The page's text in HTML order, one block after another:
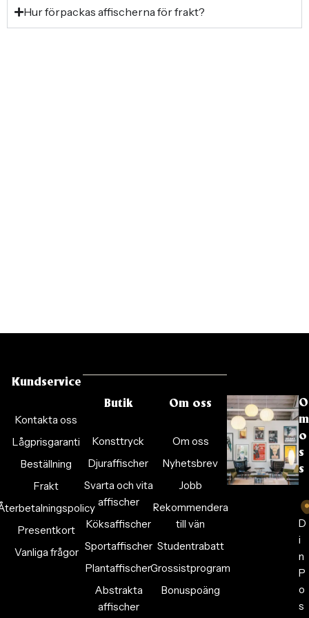
Hur förpackas affischerna för frakt?
Kundservice
Kontakta oss
Lågprisgaranti
Beställning
Frakt
Presentkort
Vanliga frågor
Butik
Konsttryck
Djuraffischer
Svarta och vita
affischer
Köksaffischer
Sportaffischer
Plantaffischer
Abstrakta
affischer
Om oss
Om oss
Nyhetsbrev
Jobb
Rekommendera
till vän
Studentrabatt
Grossistprogram
Bonuspoäng
O
m
o
s
s
D
i
n
P
o
s